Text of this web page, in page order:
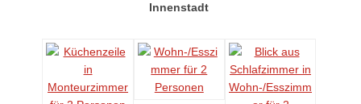
Innenstadt